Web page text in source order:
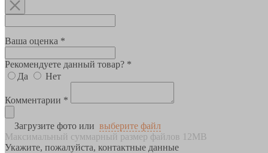
Ваша оценка *
Рекомендуете данный товар? *
Да
Нет
Комментарии *
Загрузите фото или выберите файл
Максимальный суммарный размер файлов 12MB
Укажите, пожалуйста, контактные данные